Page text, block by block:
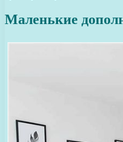
Маленькие